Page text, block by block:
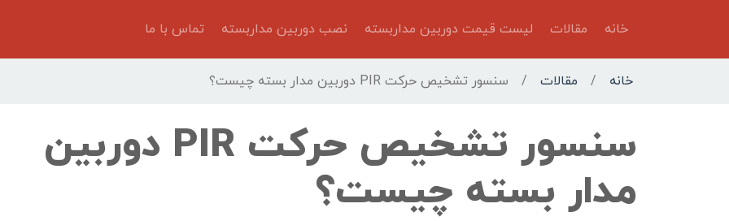
خانه مقالات لیست قیمت دوربین مداربسته نصب دوربین مداربسته تماس با ما
خانه / مقالات / سنسور تشخیص حرکت PIR دوربین مدار بسته چیست؟
سنسور تشخیص حرکت PIR دوربین
مدار بسته چیست؟